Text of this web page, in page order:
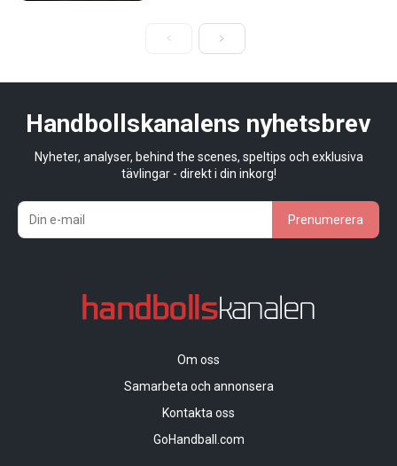
Handbollskanalens nyhetsbrev
Nyheter, analyser, behind the scenes, speltips och exklusiva
tävlingar - direkt i din inkorg!
Prenumerera
Om oss
Samarbeta och annonsera
Kontakta oss
GoHandball.com